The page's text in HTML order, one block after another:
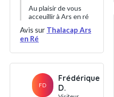
Au plaisir de vous
acceuillir à Ars en ré
Avis sur Thalacap Ars
en Ré
FD
Frédérique
D.